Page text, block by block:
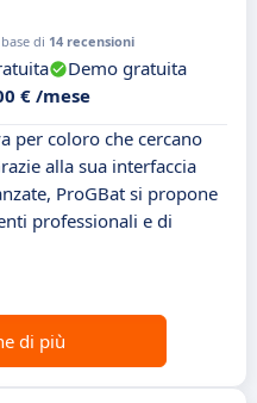
di 14 recensioni
Demo gratuita
€ /mese
per coloro che cercano
alla sua interfaccia
ProGBat si propone
professionali e di
di più